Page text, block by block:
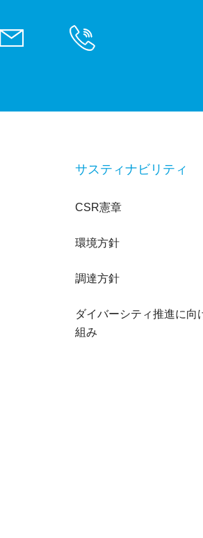
サスティナビリティ
CSR憲章
環境方針
調達方針
ダイバーシティ推進に向
組み